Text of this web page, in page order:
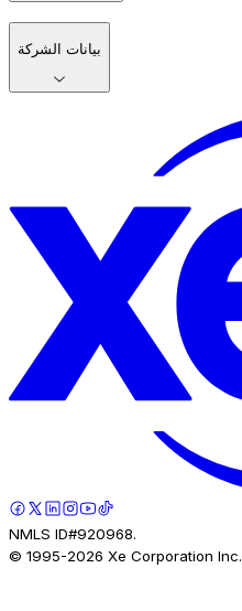
بيانات الشركة
NMLS ID#920968.
© 1995-2026 Xe Corporation Inc.